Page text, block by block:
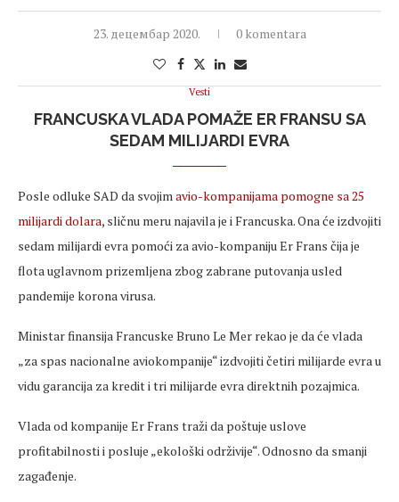
23. децембар 2020. 0 komentara
Vesti
FRANCUSKA VLADA POMAŽE ER FRANSU SA
SEDAM MILIJARDI EVRA
Posle odluke SAD da svojimavio-kompanijama pomogne sa 25
milijardi dolara, sličnu meru najavila je i Francuska. Ona će izdvojiti
sedam milijardi evra pomoći za avio-kompaniju Er Frans čija je
flota uglavnom prizemljena zbog zabrane putovanja usled
pandemije korona virusa.
Ministar finansija Francuske Bruno Le Mer rekao je da će vlada
„za spas nacionalne aviokompanije“ izdvojiti četiri milijarde evra u
vidu garancija za kredit i tri milijarde evra direktnih pozajmica.
Vlada od kompanije Er Frans traži da poštuje uslove
profitabilnosti i posluje „ekološki održivije“. Odnosno da smanji
zagađenje.